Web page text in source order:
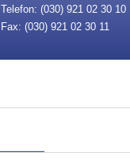
Telefon: (030) 921 02 30 10
Fax: (030) 921 02 30 11